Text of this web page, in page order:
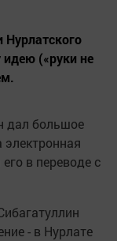
Нурлатского
идею («руки не
дал большое
в переводе с
- в Нурлате